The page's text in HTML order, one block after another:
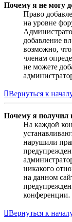
Почему я не могу
Право
на уровне
добавление
возможно,
членам
не можете
Вернуться к
Почему я получил
На каждой
нарушили
никакого
на данном
конференции.
Вернуться к